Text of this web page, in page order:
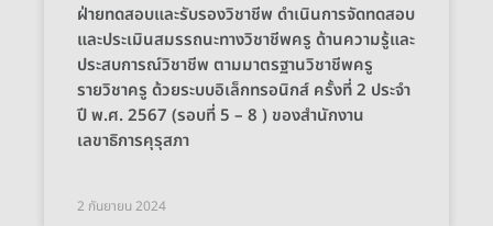
ฝ่ายทดสอบและรับรองวิชาชีพ ดำเนินการจัดทดสอบ
และประเมินสมรรถนะทางวิชาชีพครู ด้านความรู้และ
ประสบการณ์วิชาชีพ ตามมาตรฐานวิชาชีพครู
รายวิชาครู ด้วยระบบอิเล็กทรอนิกส์ ครั้งที่ 2 ประจำ
ปี พ.ศ. 2567 (รอบที่ 5 – 8 ) ของสำนักงาน
เลขาธิการคุรุสภา
2 กันยายน 2024